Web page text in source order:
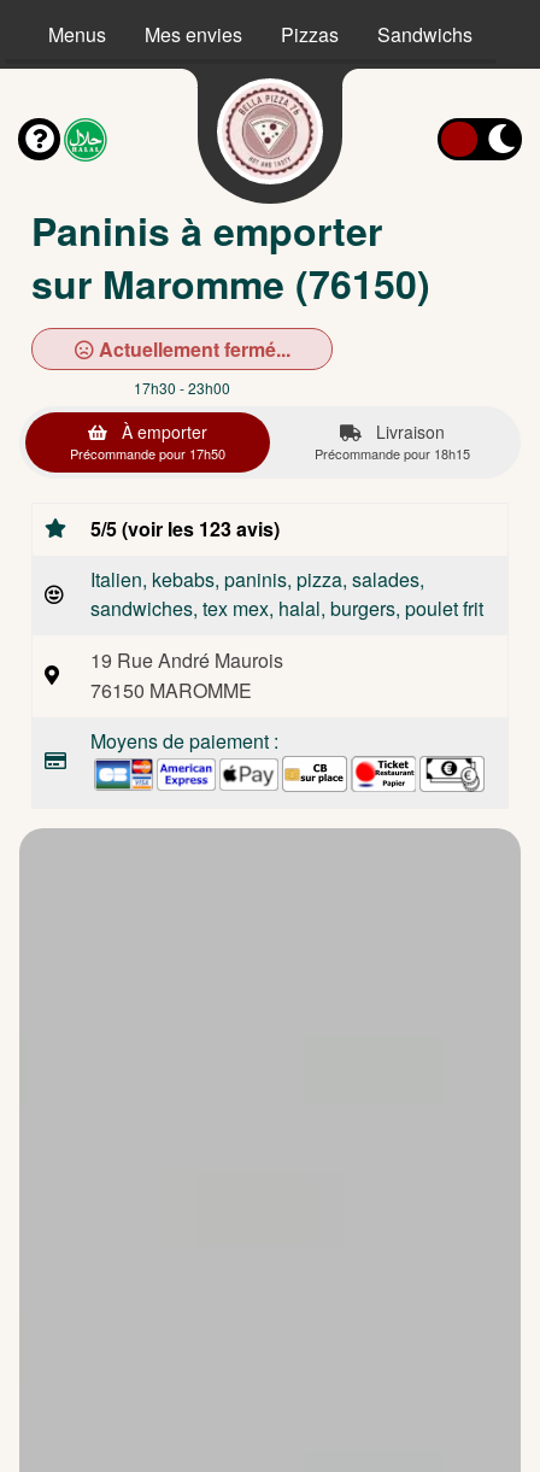
Menus Mes envies Pizzas Sandwichs
Paninis à emporter
sur Maromme (76150)
Actuellement fermé...
17h30 - 23h00
À emporter
Précommande pour 17h50
Livraison
Précommande pour 18h15
5/5 (voir les 123 avis)
Italien, kebabs, paninis, pizza, salades,
sandwiches, tex mex, halal, burgers, poulet frit
19 Rue André Maurois
76150 MAROMME
Moyens de paiement :